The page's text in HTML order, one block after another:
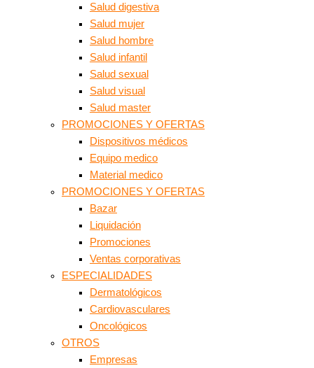
Salud digestiva
Salud mujer
Salud hombre
Salud infantil
Salud sexual
Salud visual
Salud master
PROMOCIONES Y OFERTAS
Dispositivos médicos
Equipo medico
Material medico
PROMOCIONES Y OFERTAS
Bazar
Liquidación
Promociones
Ventas corporativas
ESPECIALIDADES
Dermatológicos
Cardiovasculares
Oncológicos
OTROS
Empresas